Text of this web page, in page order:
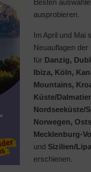
Besten
ausprobieren.
Im April und Mai
Neuauflagen
für Danzig,
Ibiza, Köln,
Mountains,
Küste/
Nordseeküste/
Norwegen,
Mecklenburg-
und Sizilien/
erschienen.